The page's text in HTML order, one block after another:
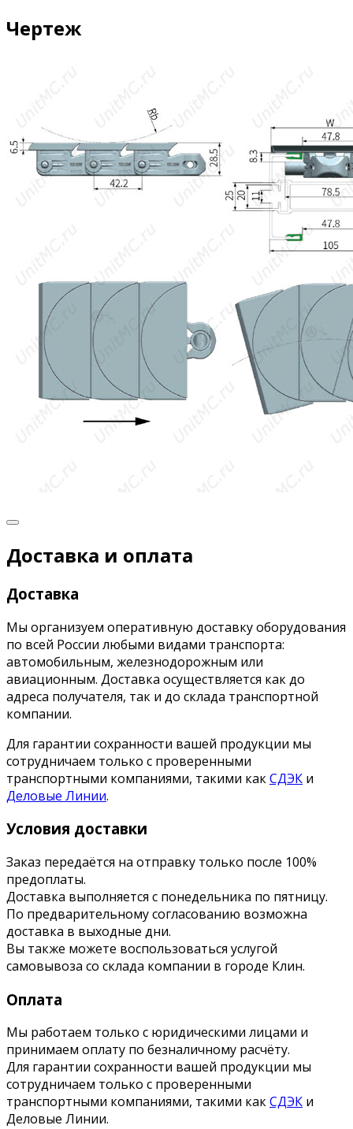
Чертеж
Доставка и оплата
Доставка
Мы организуем оперативную доставку оборудования
по всей России любыми видами транспорта:
автомобильным, железнодорожным или
авиационным. Доставка осуществляется как до
адреса получателя, так и до склада транспортной
компании.
Для гарантии сохранности вашей продукции мы
сотрудничаем только с проверенными
транспортными компаниями, такими какСДЭК и
Деловые Линии.
Условия доставки
Заказ передаётся на отправку только после 100%
предоплаты.
Доставка выполняется с понедельника по пятницу.
По предварительному согласованию возможна
доставка в выходные дни.
Вы также можете воспользоваться услугой
самовывоза со склада компании в городе Клин.
Оплата
Мы работаем только с юридическими лицами и
принимаем оплату по безналичному расчёту.
Для гарантии сохранности вашей продукции мы
сотрудничаем только с проверенными
транспортными компаниями, такими какСДЭК и
Деловые Линии.